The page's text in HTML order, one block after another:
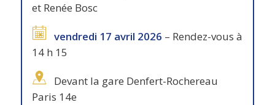
et Renée Bosc
vendredi 17 avril 2026 – Rendez-vous à
14 h 15
Devant la gare Denfert-Rochereau
Paris 14e